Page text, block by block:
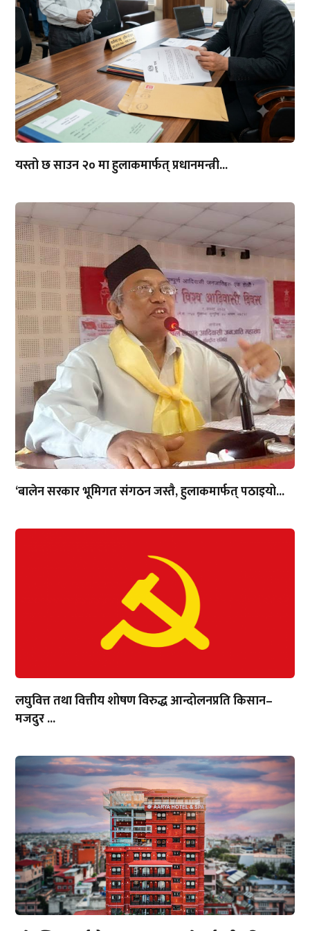
यस्तो छ साउन २० मा हुलाकमार्फत् प्रधानमन्त्री...
‘बालेन सरकार भूमिगत संगठन जस्तै, हुलाकमार्फत् पठाइयो...
लघुवित्त तथा वित्तीय शोषण विरुद्ध आन्दोलनप्रति किसान–
मजदुर ...